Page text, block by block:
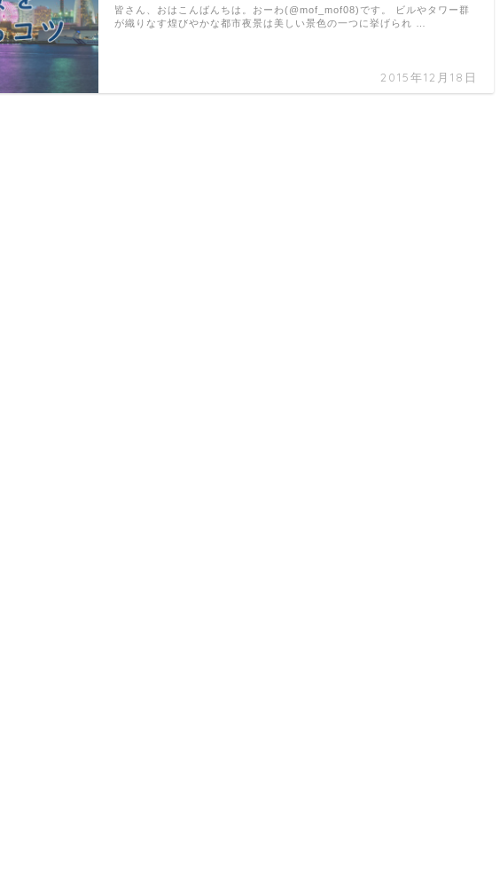
2015年12月18日
皆さん、おはこんばんちは。おーわ(@mof_mof08)です。 ビルやタワー群
が織りなす煌びやかな都市夜景は美しい景色の一つに挙げられ …